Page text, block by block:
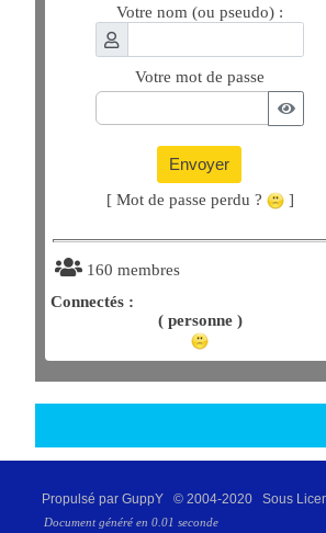
Votre nom (ou pseudo) :
Votre mot de passe
Envoyer
[ Mot de passe perdu ? ]
160 membres
Connectés :
( personne )
Propulsé par GuppY © 2004-2020 Sous
Document généré en 0.01 seconde